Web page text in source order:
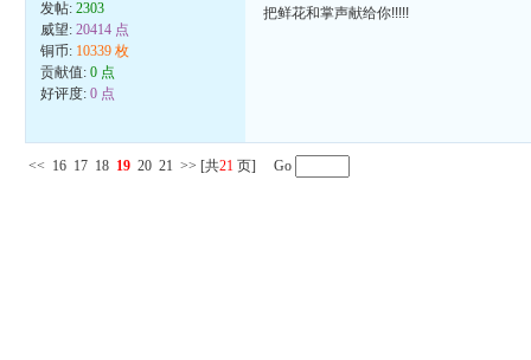
发帖:2303
威望:20414 点
铜币: 10339 枚
贡献值:0 点
好评度:0 点
把鲜花和掌声献给你!!!!!
<< 16 17 18 19 20 21 >> [共21 页] Go